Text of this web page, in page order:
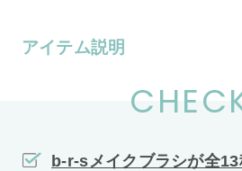
アイテム説明
b-r-sメイクブラシが全